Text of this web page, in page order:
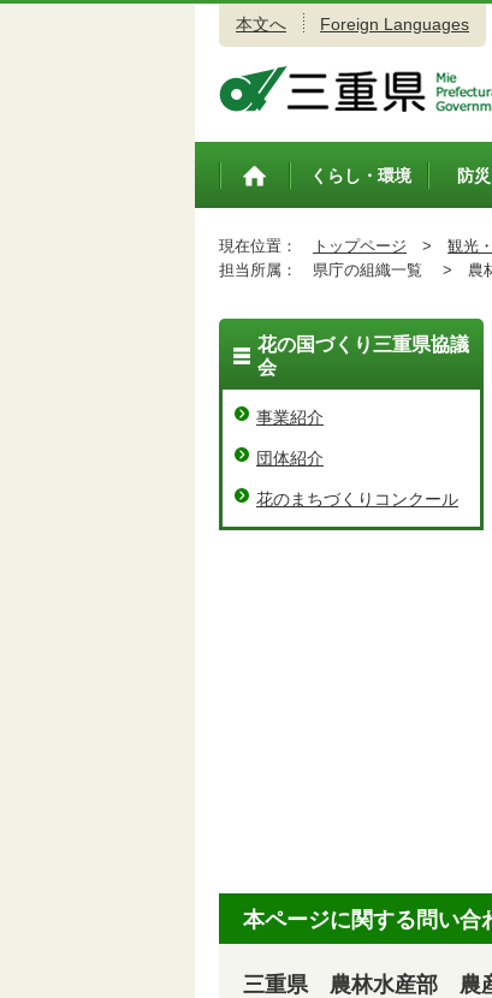
本文へ Foreign Languages
トップペ
くらし・環境 防
現在位置： トップページ > 観光
担当所属：
県庁の組織一覧 > 農
花の国づくり三重県協議
会
事業紹介
団体紹介
花のまちづくりコンクール
本ページに関する問い合
三重県 農林水産部 農